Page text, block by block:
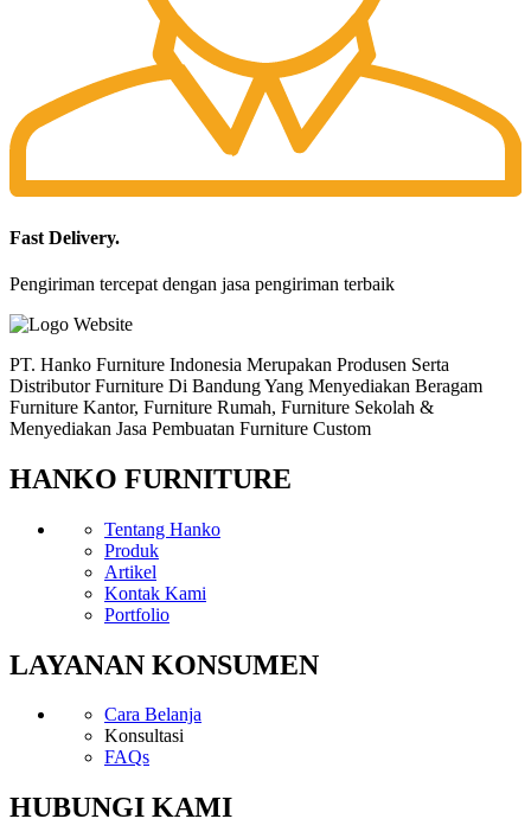
Fast Delivery.
Pengiriman tercepat dengan jasa pengiriman terbaik
PT. Hanko Furniture Indonesia Merupakan Produsen Serta
Distributor Furniture Di Bandung Yang Menyediakan Beragam
Furniture Kantor, Furniture Rumah, Furniture Sekolah &
Menyediakan Jasa Pembuatan Furniture Custom
HANKO FURNITURE
Tentang Hanko
Produk
Artikel
Kontak Kami
Portfolio
LAYANAN KONSUMEN
Cara Belanja
Konsultasi
FAQs
HUBUNGI KAMI